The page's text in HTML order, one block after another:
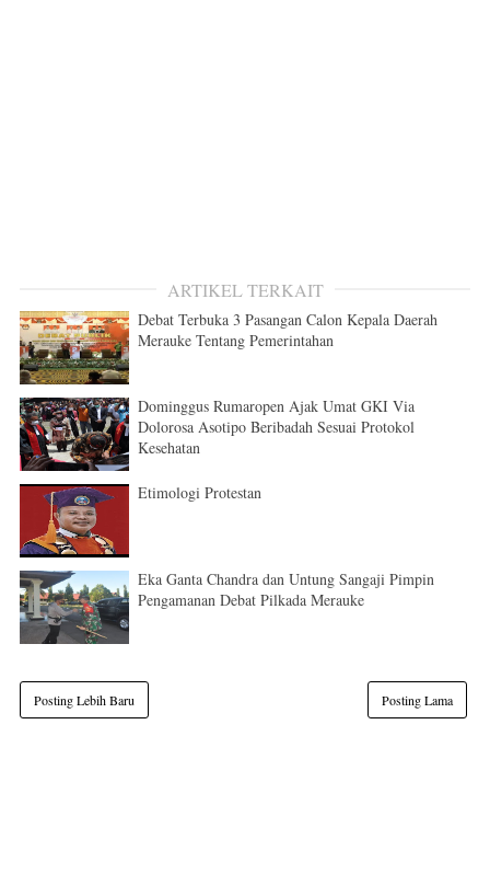
ARTIKEL TERKAIT
Debat Terbuka 3 Pasangan Calon Kepala Daerah
Merauke Tentang Pemerintahan
Dominggus Rumaropen Ajak Umat GKI Via
Dolorosa Asotipo Beribadah Sesuai Protokol
Kesehatan
Etimologi Protestan
Eka Ganta Chandra dan Untung Sangaji Pimpin
Pengamanan Debat Pilkada Merauke
Posting Lebih Baru Posting Lama